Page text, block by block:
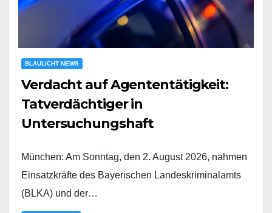
BLAULICHT NEWS
Verdacht auf Agententätigkeit:
Tatverdächtiger in
Untersuchungshaft
München: Am Sonntag, den 2. August 2026, nahmen
Einsatzkräfte des Bayerischen Landeskriminalamts
(BLKA) und der…